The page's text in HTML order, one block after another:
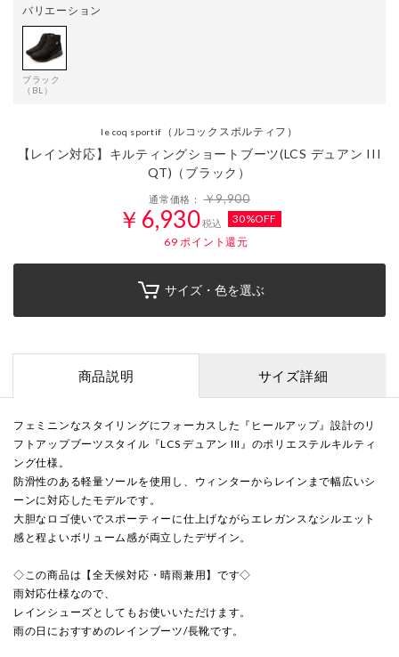
バリエーション
ブラック
（BL）
le coq sportif （ルコックスポルティフ）
【レイン対応】キルティングショートブーツ(LCS デュアン III
QT)（ブラック）
通常価格：￥9,900
￥6,930税込
30%OFF
69 ポイント還元
サイズ・色を選ぶ
商品説明 サイズ詳細
フェミニンなスタイリングにフォーカスした『ヒールアップ』設計のリ
フトアップブーツスタイル『LCS デュアン III』のポリエステルキルティ
ング仕様。
防滑性のある軽量ソールを使用し、ウィンターからレインまで幅広いシ
ーンに対応したモデルです。
大胆なロゴ使いでスポーティーに仕上げながらエレガンスなシルエット
感と程よいボリューム感が両立したデザイン。
◇この商品は【全天候対応・晴雨兼用】です◇
雨対応仕様なので、
レインシューズとしてもお使いいただけます。
雨の日におすすめのレインブーツ/長靴です。